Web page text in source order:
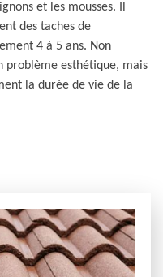
et les mousses. Il
des taches de
4 à 5 ans. Non
problème esthétique, mais
la durée de vie de la